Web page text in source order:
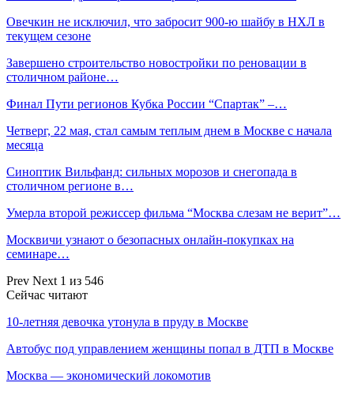
Овечкин не исключил, что забросит 900-ю шайбу в НХЛ в
текущем сезоне
Завершено строительство новостройки по реновации в
столичном районе…
Финал Пути регионов Кубка России “Спартак” –…
Четверг, 22 мая, стал самым теплым днем в Москве с начала
месяца
Синоптик Вильфанд: сильных морозов и снегопада в
столичном регионе в…
Умерла второй режиссер фильма “Москва слезам не верит”…
Москвичи узнают о безопасных онлайн-покупках на
семинаре…
Prev Next 1 из 546
Сейчас читают
10-летняя девочка утонула в пруду в Москве
Автобус под управлением женщины попал в ДТП в Москве
Москва — экономический локомотив